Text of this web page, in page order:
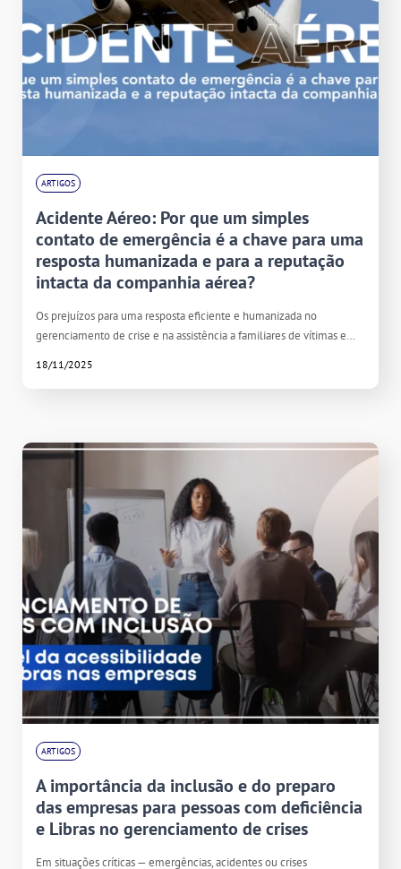
ARTIGOS
Acidente Aéreo: Por que um simples
contato de emergência é a chave para uma
resposta humanizada e para a reputação
intacta da companhia aérea?
Os prejuízos para uma resposta eficiente e humanizada no
gerenciamento de crise e na assistência a familiares de vítimas e…
18/11/2025
ARTIGOS
A importância da inclusão e do preparo
das empresas para pessoas com deficiência
e Libras no gerenciamento de crises
Em situações críticas — emergências, acidentes ou crises